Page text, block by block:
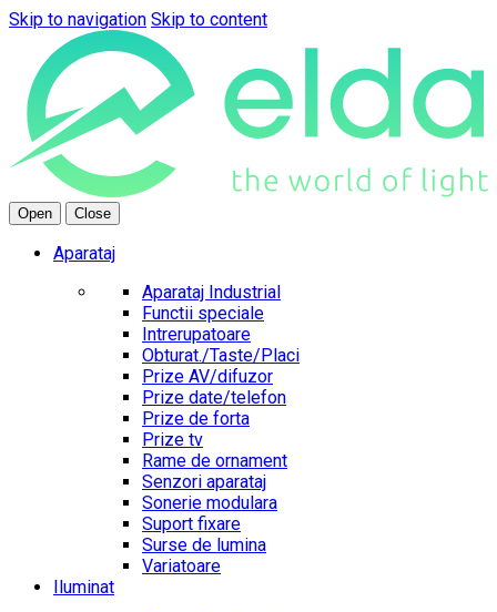
Skip to navigation Skip to content
Open Close
Aparataj
Aparataj Industrial
Functii speciale
Intrerupatoare
Obturat./Taste/Placi
Prize AV/difuzor
Prize date/telefon
Prize de forta
Prize tv
Rame de ornament
Senzori aparataj
Sonerie modulara
Suport fixare
Surse de lumina
Variatoare
Iluminat